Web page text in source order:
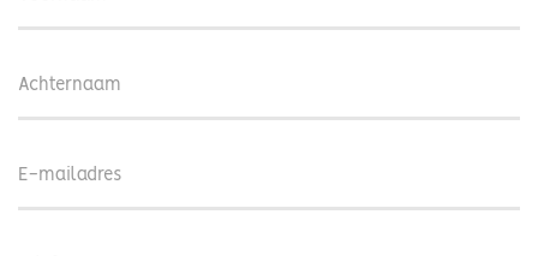
mailadres